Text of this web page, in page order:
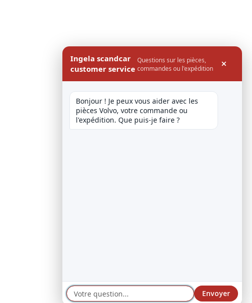
Ingela scandcar
customer service
Questions sur les pièces,
commandes ou l'expédition
×
Bonjour ! Je peux vous aider avec les
pièces Volvo, votre commande ou
l'expédition. Que puis-je faire ?
Envoyer